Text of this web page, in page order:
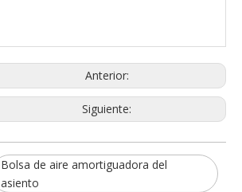
Anterior:
Siguiente:
Bolsa de aire amortiguadora del
asiento